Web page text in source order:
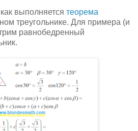
выполняется теорема
треугольнике. Для примера (и
равнобедренный